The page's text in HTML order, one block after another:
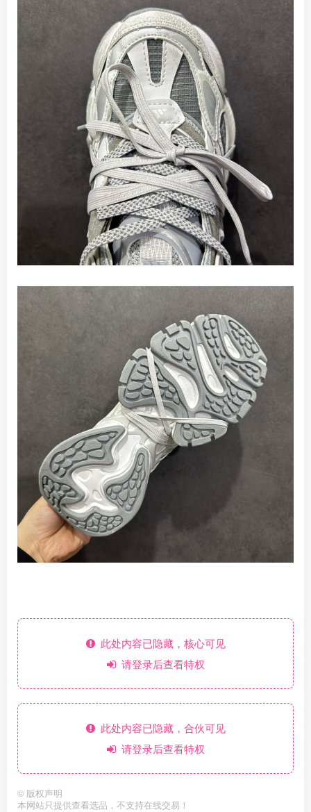
此处内容已隐藏，核心可见
请登录后查看特权
此处内容已隐藏，合伙可见
请登录后查看特权
© 版权声明
本网站只提供查看选品，不支持在线交易！